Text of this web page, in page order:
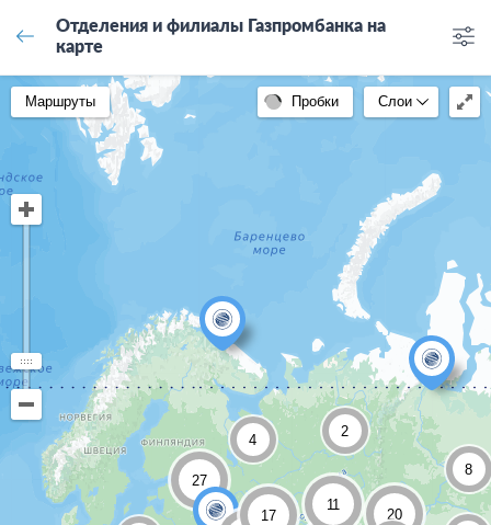
Отделения и филиалы Газпромбанка на
карте
Маршруты Пробки Слои
27
4
17
11
2
20
8